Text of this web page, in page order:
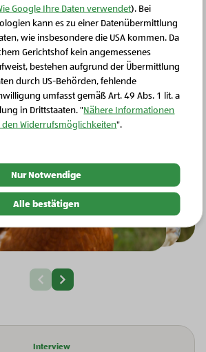
Vorherige Slide
Nächste Slide
Interview
Schließen Sie dieses Feld
Google Ihre Daten verwendet). Bei
kann es zu einer Datenübermittlung
wie insbesondere die USA kommen. Da
Gerichtshof kein angemessenes
bestehen aufgrund der Übermittlung
durch US-Behörden, fehlende
umfasst gemäß Art. 49 Abs. 1 lit. a
in Drittstaaten. "Nähere Informationen
Widerrufsmöglichkeiten".
Nur Notwendige
Alle bestätigen